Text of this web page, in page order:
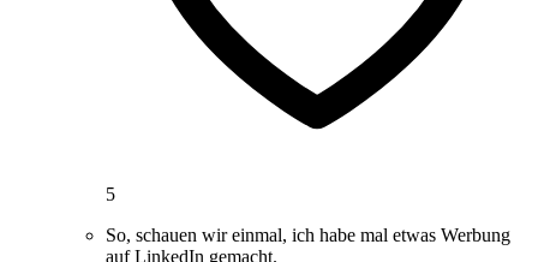
5
So, schauen wir einmal, ich habe mal etwas Werbung
auf LinkedIn gemacht.